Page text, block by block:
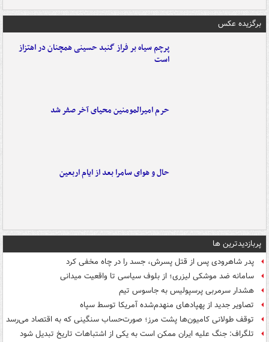
برگزیده عکس
پرچم سیاه بر فراز گنبد حسینی همچنان در اهتزاز
است
حرم امیرالمومنین محیای آخر صفر شد
حال و هوای سامرا بعد از ایام اربعین
پربازدیدترین ها
پدر شاهرودی پس از قتل پسرش، جسد را در چاه مخفی کرد
سامانه ضد موشکی لیزری؛ از بلوف سیاسی تا واقعیت میدانی
هشدار سرمربی پرسپولیس به جاسوس تیم
تصاویر جدید از پهپادهای منهدم‌شده آمریکا توسط سپاه
توقف طولانی کامیون‌ها پشت مرز؛ صورت‌حساب سنگینی که به اقتصاد می‌رسد
تلگراف: جنگ علیه ایران ممکن است به یکی از اشتباهات تاریخ تبدیل شود